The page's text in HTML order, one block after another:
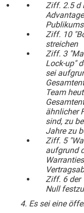
Ziff. 2.5 d
Ziff. 10
streichen
Ziff. 3
Lock-up"
sei
Team
ähnlicher
sind, zu
Jahre zu
Ziff. 5
aufgrund
Ziff. 6 der
Null
4. Es sei eine